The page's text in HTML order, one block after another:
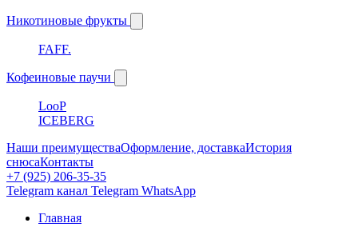
Никотиновые фрукты
FAFF.
Кофеиновые паучи
LooP
ICEBERG
Наши преимуществаОформление, доставкаИстория
снюсаКонтакты
+7 (925) 206-35-35
Telegram канал Telegram WhatsApp
Главная